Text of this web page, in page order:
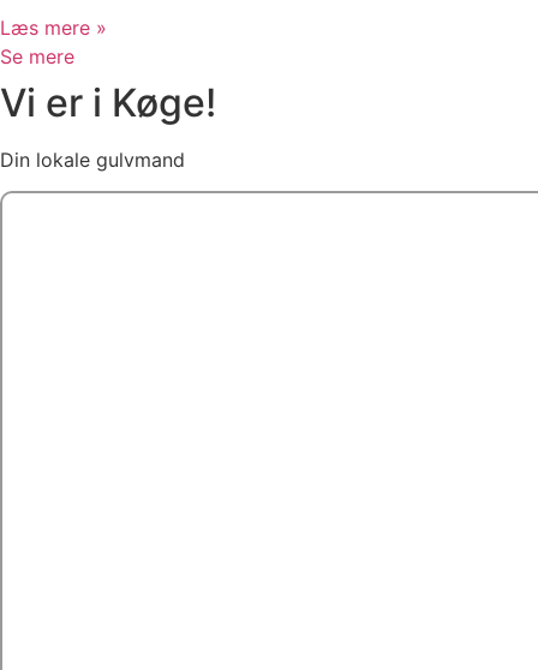
Læs mere »
Se mere
Vi er i Køge!
Din lokale gulvmand